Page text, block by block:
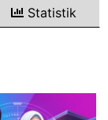
Statistik